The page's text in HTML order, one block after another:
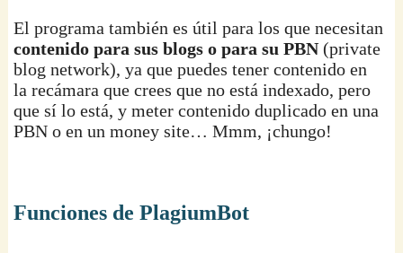
El programa también es útil para los que necesitan
contenido para sus blogs o para su PBN(private
blog network), ya que puedes tener contenido en
la recámara que crees que no está indexado, pero
que sí lo está, y meter contenido duplicado en una
PBN o en un money site… Mmm, ¡chungo!
Funciones de PlagiumBot